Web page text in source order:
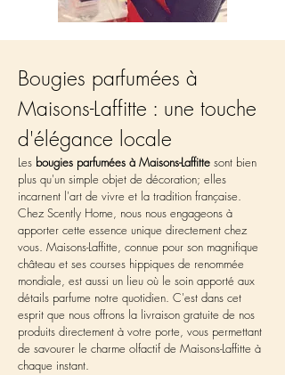
Bougies parfumées à
Maisons-Laffitte : une touche
d'élégance locale
Les bougies parfumées à Maisons-Laffitte sont bien
plus qu'un simple objet de décoration; elles
incarnent l'art de vivre et la tradition française.
Chez Scently Home, nous nous engageons à
apporter cette essence unique directement chez
vous. Maisons-Laffitte, connue pour son magnifique
château et ses courses hippiques de renommée
mondiale, est aussi un lieu où le soin apporté aux
détails parfume notre quotidien. C'est dans cet
esprit que nous offrons la livraison gratuite de nos
produits directement à votre porte, vous permettant
de savourer le charme olfactif de Maisons-Laffitte à
chaque instant.